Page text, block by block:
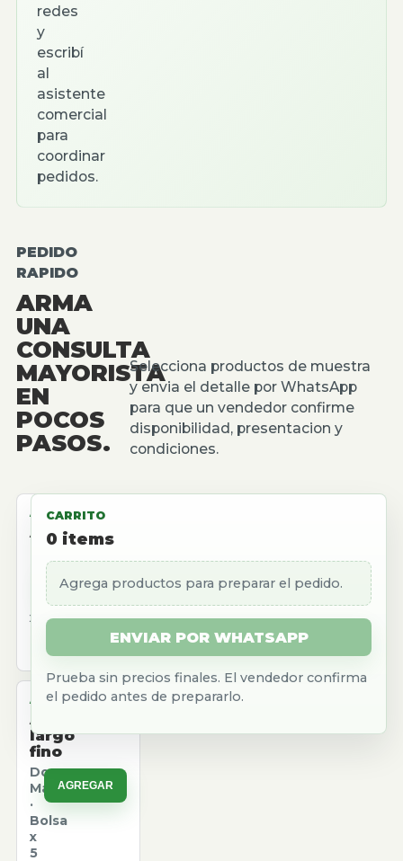
redes
y
escribí
al
asistente
comercial
para
coordinar
pedidos.
PEDIDO
RAPIDO
ARMA
UNA
CONSULTA
MAYORISTA
EN
POCOS
PASOS.
Selecciona productos de muestra
y envia el detalle por WhatsApp
para que un vendedor confirme
disponibilidad, presentacion y
condiciones.
ALMACEN
Aceite
girasol
Natura
Caja
x
AGREGAR
ALMACEN
Arroz
largo
fino
Don
Marcos
·
Bolsa
x
5
AGREGAR
CARRITO
0 items
Agrega productos para preparar el pedido.
ENVIAR POR WHATSAPP
Prueba sin precios finales. El vendedor confirma
el pedido antes de prepararlo.